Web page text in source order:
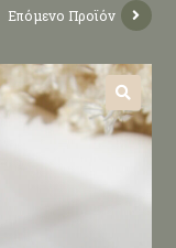
Επόμενο Προϊόν
🔍